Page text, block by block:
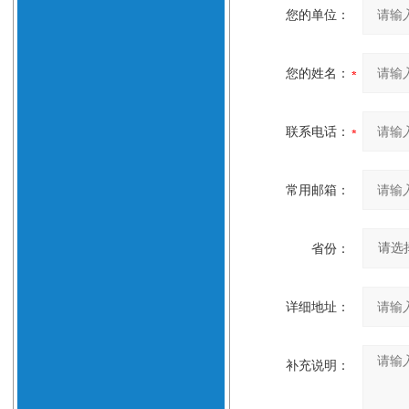
您的单位：
您的姓名：
联系电话：
常用邮箱：
省份：
详细地址：
补充说明：